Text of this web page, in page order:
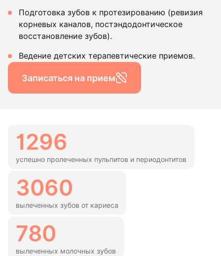
Подготовка зубов к протезированию (ревизия
корневых каналов, постэндодонтическое
восстановление зубов).
Ведение детских терапевтические приемов.
Записаться на прием
1296
успешно пролеченных пульпитов и периодонтитов
3060
вылеченных зубов от кариеса
780
вылеченных молочных зубов